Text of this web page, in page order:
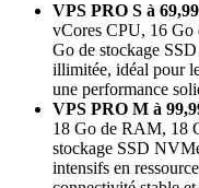
VPS PRO S à
vCores CPU, 16
Go de stockage
illimitée, idéal pour
une performance
VPS PRO M à
18 Go de RAM, 18
stockage SSD
intensifs en